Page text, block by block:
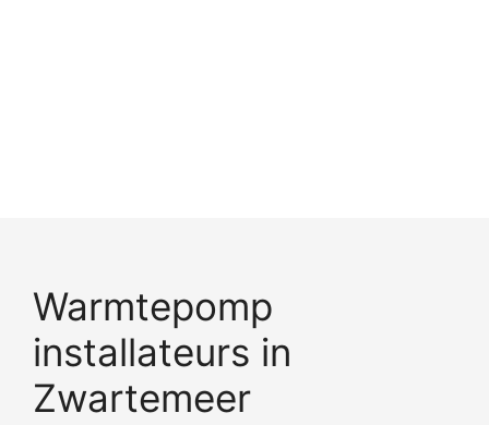
Warmtepomp
installateurs in
Zwartemeer